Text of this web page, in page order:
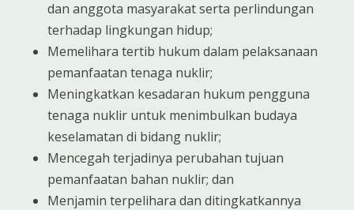
dan anggota masyarakat serta perlindungan
terhadap lingkungan hidup;
Memelihara tertib hukum dalam pelaksanaan
pemanfaatan tenaga nuklir;
Meningkatkan kesadaran hukum pengguna
tenaga nuklir untuk menimbulkan budaya
keselamatan di bidang nuklir;
Mencegah terjadinya perubahan tujuan
pemanfaatan bahan nuklir; dan
Menjamin terpelihara dan ditingkatkannya